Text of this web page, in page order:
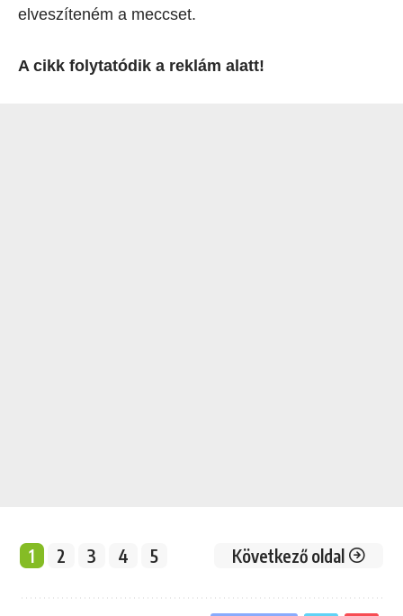
elveszíteném a meccset.
A cikk folytatódik a reklám alatt!
1 2 3 4 5 Következő oldal